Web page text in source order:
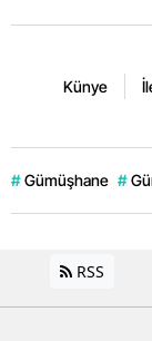
Künye
# Gümüşhane #
RSS